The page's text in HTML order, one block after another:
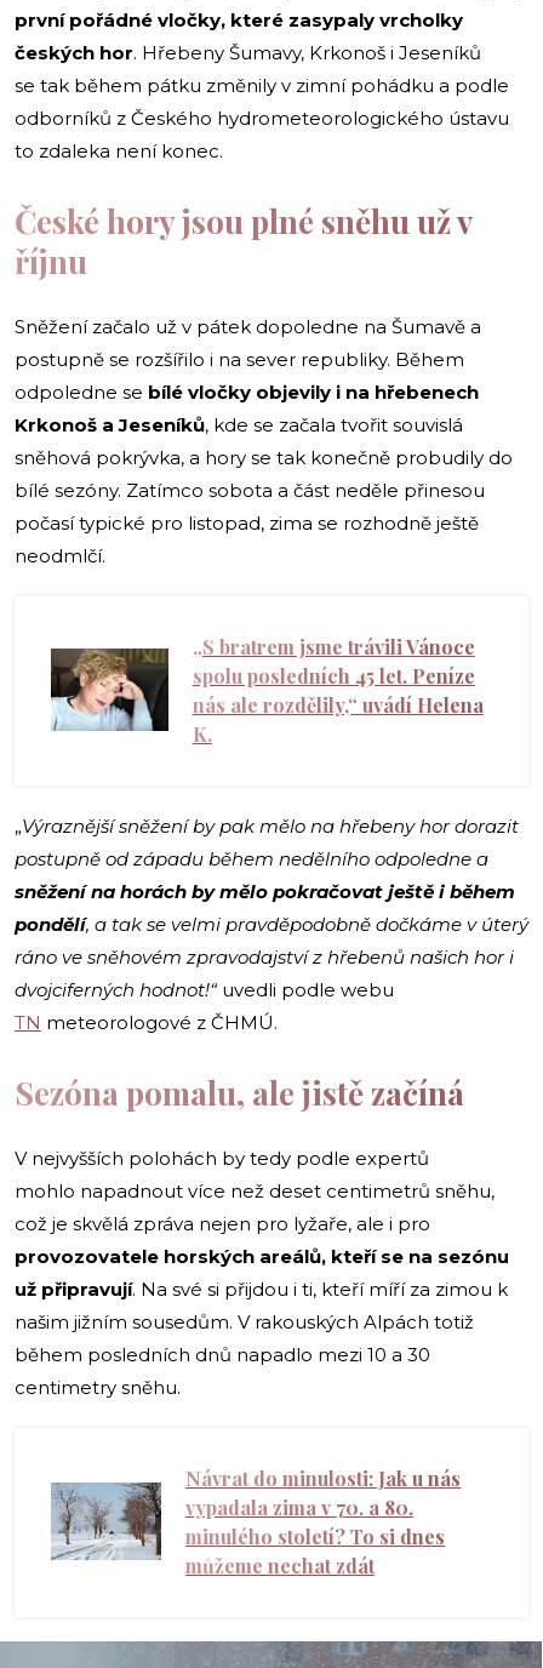
první pořádné vločky, které zasypaly vrcholky
českých hor. Hřebeny Šumavy, Krkonoš i Jeseníků
se tak během pátku změnily v zimní pohádku a podle
odborníků z Českého hydrometeorologického ústavu
to zdaleka není konec.
České hory jsou plné sněhu už v
říjnu
Sněžení začalo už v pátek dopoledne na Šumavě a
postupně se rozšířilo i na sever republiky. Během
odpoledne se bílé vločky objevily i na hřebenech
Krkonoš a Jeseníků, kde se začala tvořit souvislá
sněhová pokrývka, a hory se tak konečně probudily do
bílé sezóny. Zatímco sobota a část neděle přinesou
počasí typické pro listopad, zima se rozhodně ještě
neodmlčí.
„S bratrem jsme trávili Vánoce
spolu posledních 45 let. Peníze
nás ale rozdělily,“ uvádí Helena
K.
„Výraznější sněžení by pak mělo na hřebeny hor dorazit
postupně od západu během nedělního odpoledne a
sněžení na horách by mělo pokračovat ještě i během
pondělí, a tak se velmi pravděpodobně dočkáme v úterý
ráno ve sněhovém zpravodajství z hřebenů našich hor i
dvojciferných hodnot!“uvedli podle webu
TN meteorologové z ČHMÚ.
Sezóna pomalu, ale jistě začíná
V nejvyšších polohách by tedy podle expertů
mohlo napadnout více než deset centimetrů sněhu,
což je skvělá zpráva nejen pro lyžaře, ale i pro
provozovatele horských areálů, kteří se na sezónu
už připravují. Na své si přijdou i ti, kteří míří za zimou k
našim jižním sousedům. V rakouských Alpách totiž
během posledních dnů napadlo mezi 10 a 30
centimetry sněhu.
Návrat do minulosti: Jak u nás
vypadala zima v 70. a 80.
minulého století? To si dnes
můžeme nechat zdát